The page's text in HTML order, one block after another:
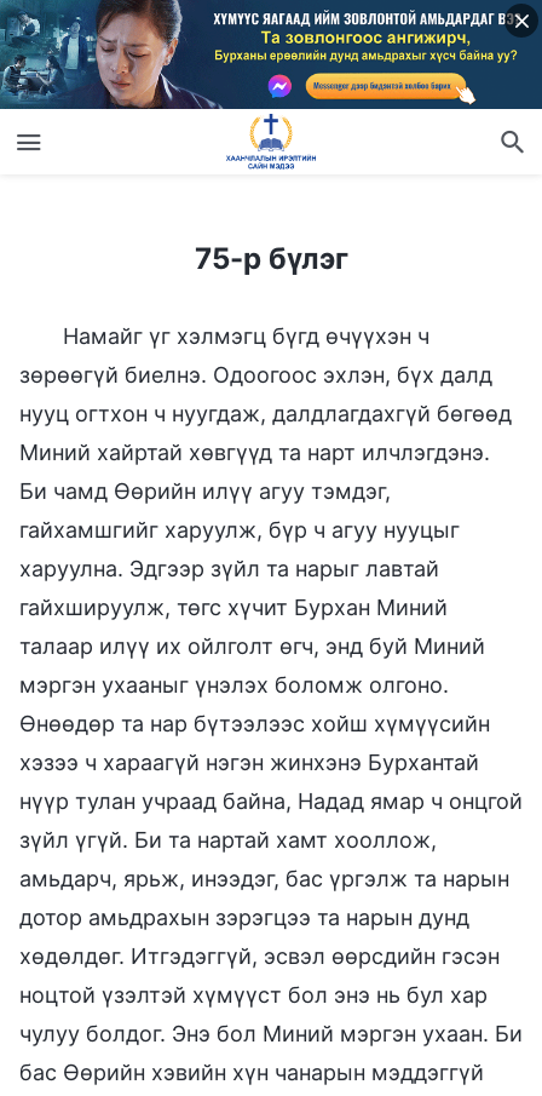
75-р бүлэг
Намайг үг хэлмэгц бүгд өчүүхэн ч
зөрөөгүй биелнэ. Одоогоос эхлэн, бүх далд
нууц огтхон ч нуугдаж, далдлагдахгүй бөгөөд
Миний хайртай хөвгүүд та нарт илчлэгдэнэ.
Би чамд Өөрийн илүү агуу тэмдэг,
гайхамшгийг харуулж, бүр ч агуу нууцыг
харуулна. Эдгээр зүйл та нарыг лавтай
гайхшируулж, төгс хүчит Бурхан Миний
талаар илүү их ойлголт өгч, энд буй Миний
мэргэн ухааныг үнэлэх боломж олгоно.
Өнөөдөр та нар бүтээлээс хойш хүмүүсийн
хэзээ ч хараагүй нэгэн жинхэнэ Бурхантай
нүүр тулан учраад байна, Надад ямар ч онцгой
зүйл үгүй. Би та нартай хамт хооллож,
амьдарч, ярьж, инээдэг, бас үргэлж та нарын
дотор амьдрахын зэрэгцээ та нарын дунд
хөдөлдөг. Итгэдэггүй, эсвэл өөрсдийн гэсэн
ноцтой үзэлтэй хүмүүст бол энэ нь бул хар
чулуу болдог. Энэ бол Миний мэргэн ухаан. Би
бас Өөрийн хэвийн хүн чанарын мэддэггүй